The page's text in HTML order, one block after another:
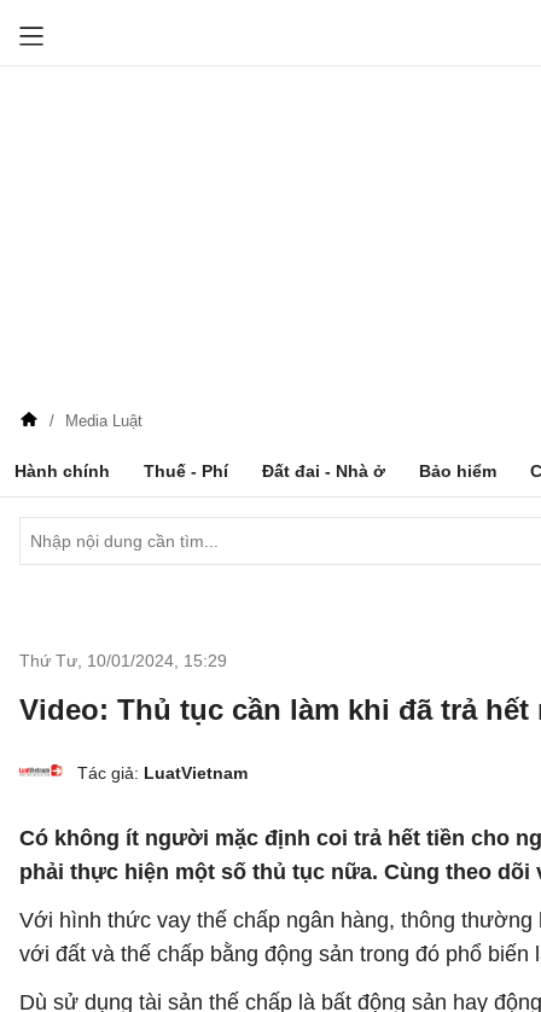
Media Luật
Hành chính Thuế - Phí Đất đai - Nhà ở Bảo hiểm
Thứ Tư, 10/01/2024 15:29
Video: Thủ tục cần làm khi đã trả
Tác giả: LuatVietnam
Có không ít người mặc định coi trả hết tiền cho
phải thực hiện một số thủ tục nữa. Cùng theo
Với hình thức vay thế chấp ngân hàng, thông
với đất và thế chấp bằng động sản trong đó phổ biến
Dù sử dụng tài sản thế chấp là bất động sản hay